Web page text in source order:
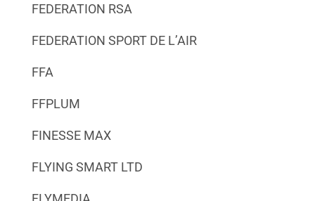
FEDERATION RSA
FEDERATION SPORT DE L’AIR
FFA
FFPLUM
FINESSE MAX
FLYING SMART LTD